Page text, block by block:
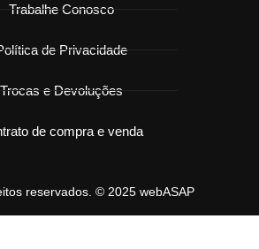
reservados. © 2025 webASAP
Trabalhe Conosco
de Privacidade
Trocas e Devoluções
de compra e venda